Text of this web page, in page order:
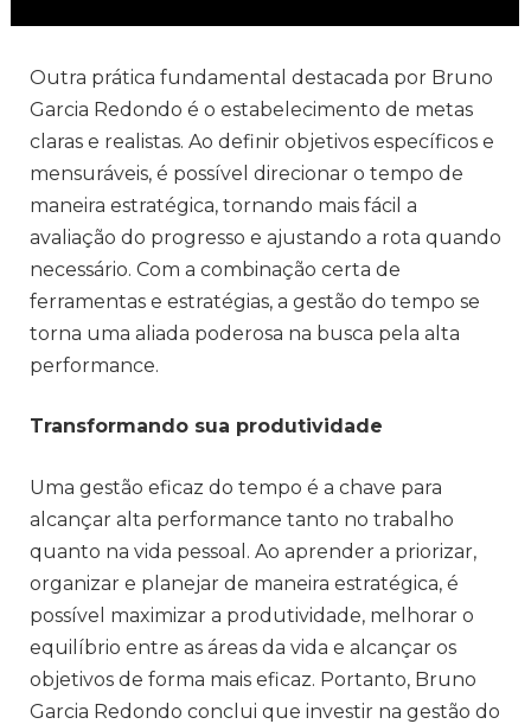
Outra prática fundamental destacada por Bruno
Garcia Redondo é o estabelecimento de metas
claras e realistas. Ao definir objetivos específicos e
mensuráveis, é possível direcionar o tempo de
maneira estratégica, tornando mais fácil a
avaliação do progresso e ajustando a rota quando
necessário. Com a combinação certa de
ferramentas e estratégias, a gestão do tempo se
torna uma aliada poderosa na busca pela alta
performance.
Transformando sua produtividade
Uma gestão eficaz do tempo é a chave para
alcançar alta performance tanto no trabalho
quanto na vida pessoal. Ao aprender a priorizar,
organizar e planejar de maneira estratégica, é
possível maximizar a produtividade, melhorar o
equilíbrio entre as áreas da vida e alcançar os
objetivos de forma mais eficaz. Portanto, Bruno
Garcia Redondo conclui que investir na gestão do